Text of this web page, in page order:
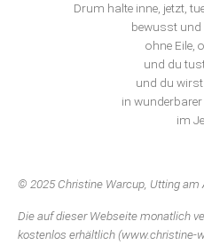
Drum halte inne, jetzt,
bewusst und
ohne Eile,
und du
und du
in
im
© 2025 Christine Warcup, Utting am
Die auf dieser Webseite monatlich
kostenlos erhältlich (www.christine-